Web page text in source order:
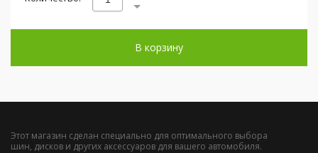
В корзину
Этот магазин сделан специально для оптимального выбора
шин, дисков и других аксессуаров для вашего автомобиля.